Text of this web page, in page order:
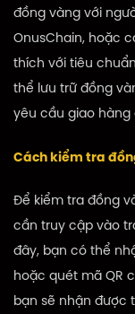
đồng vàng với
OnusChain, hoặc
thích với tiêu
thể lưu trữ đồng
yêu cầu giao hàng
Cách kiểm tra
Để kiểm tra đồng
cần truy cập vào
đây, bạn có thể
hoặc quét mã QR
bạn sẽ nhận được